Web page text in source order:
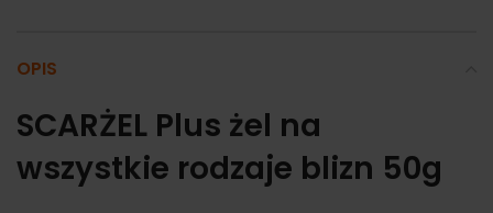
OPIS
SCARŻEL Plus żel na
wszystkie rodzaje blizn 50g